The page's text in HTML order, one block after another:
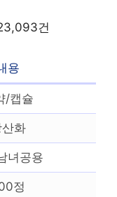
건
용
/캡슐
산화
녀공용
정